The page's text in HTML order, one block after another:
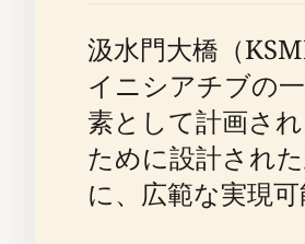
汲水門大橋（
イニシアチブの
素として計画さ
ために設計され
に、広範な実現